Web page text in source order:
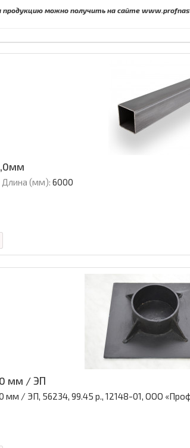
можно получить на сайте
Длина (мм): 6000
мм / ЭП
мм / ЭП, 56234, 99.45 р., 12148-01, ООО